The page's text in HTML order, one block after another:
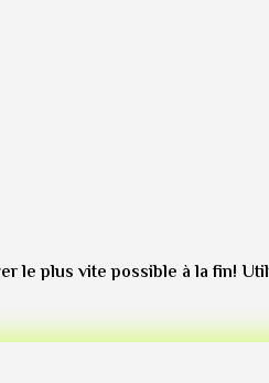
le plus vite possible à la fin!